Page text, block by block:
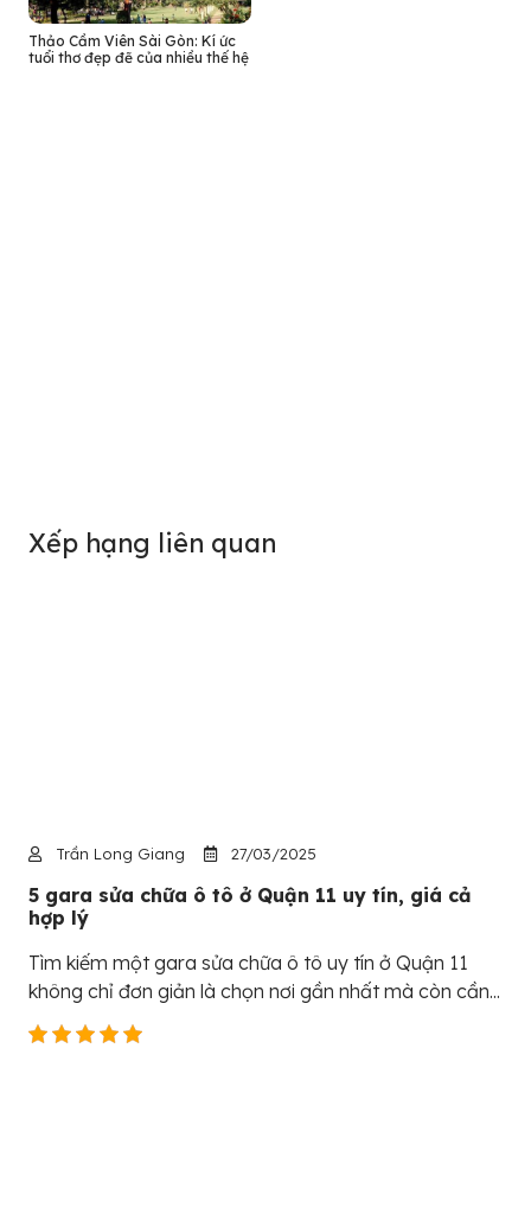
Thảo Cầm Viên Sài Gòn: Kí ức
tuổi thơ đẹp đẽ của nhiều thế hệ
Xếp hạng liên quan
Trần Long Giang 27/03/2025
5 gara sửa chữa ô tô ở Quận 11 uy tín, giá cả
hợp lý
Tìm kiếm một gara sửa chữa ô tô uy tín ở Quận 11
không chỉ đơn giản là chọn nơi gần nhất mà còn cần...